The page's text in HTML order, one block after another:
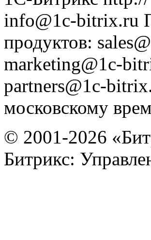
info@1c-bitrix.ru
продуктов:
marketing@1c-
partners@1c-
московскому
© 2001-2026
Битрикс: